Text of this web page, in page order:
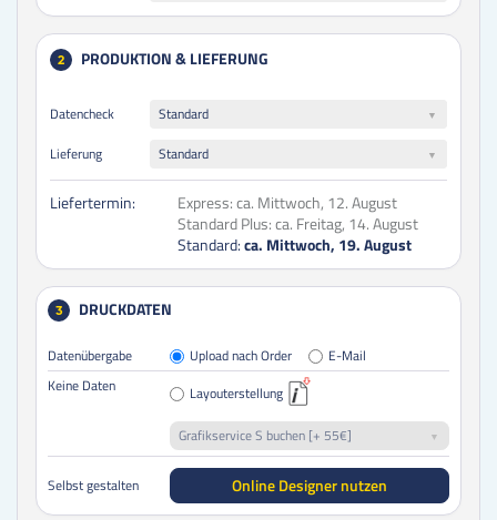
2 PRODUKTION & LIEFERUNG
Datencheck
Standard
Lieferung
Standard
Liefertermin: Express:ca. Mittwoch, 12. August
Standard Plus:ca. Freitag, 14. August
Standard:ca. Mittwoch, 19. August
3 DRUCKDATEN
Datenübergabe Upload nach Order
E-Mail
Keine Daten
Layouterstellung
Grafikservice S buchen [+ 55€]
Selbst gestalten Online Designer nutzen